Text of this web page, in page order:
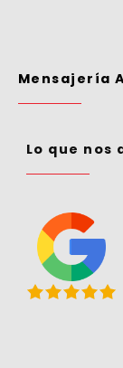
Mensajería
Lo que nos